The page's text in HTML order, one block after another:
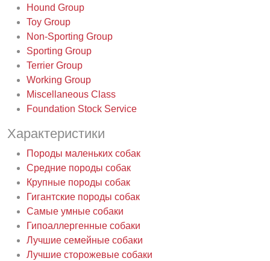
Hound Group
Toy Group
Non-Sporting Group
Sporting Group
Terrier Group
Working Group
Miscellaneous Class
Foundation Stock Service
Характеристики
Породы маленьких собак
Средние породы собак
Крупные породы собак
Гигантские породы собак
Самые умные собаки
Гипоаллергенные собаки
Лучшие семейные собаки
Лучшие сторожевые собаки